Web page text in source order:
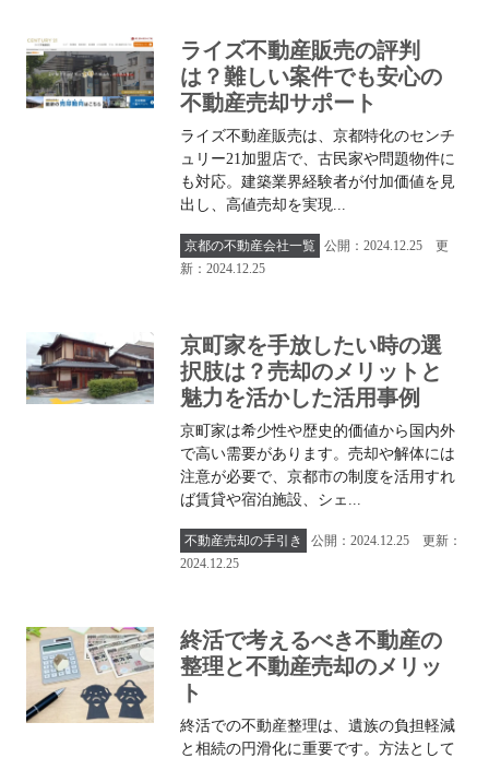
ライズ不動産販売の評判
は？難しい案件でも安心の
不動産売却サポート
ライズ不動産販売は、京都特化のセンチ
ュリー21加盟店で、古民家や問題物件に
も対応。建築業界経験者が付加価値を見
出し、高値売却を実現...
京都の不動産会社一覧 公開：2024.12.25 更
新：2024.12.25
京町家を手放したい時の選
択肢は？売却のメリットと
魅力を活かした活用事例
京町家は希少性や歴史的価値から国内外
で高い需要があります。売却や解体には
注意が必要で、京都市の制度を活用すれ
ば賃貸や宿泊施設、シェ...
不動産売却の手引き
公開：2024.12.25 更新：
2024.12.25
終活で考えるべき不動産の
整理と不動産売却のメリッ
ト
終活での不動産整理は、遺族の負担軽減
と相続の円滑化に重要です。方法として